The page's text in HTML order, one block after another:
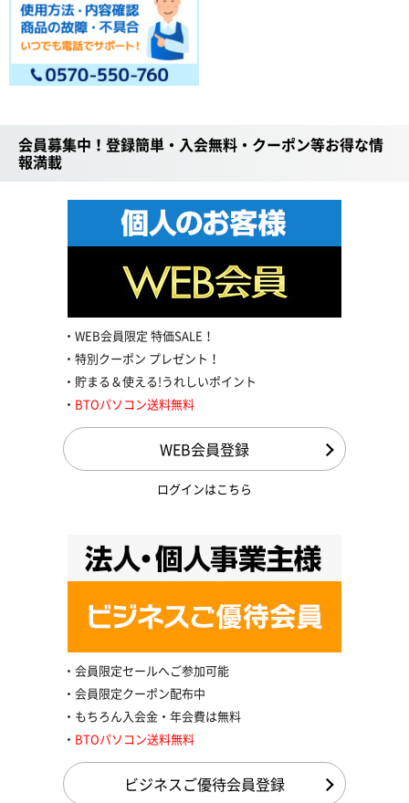
会員募集中！登録簡単・入会無料・クーポン等お得な情
報満載
WEB会員限定 特価SALE！
特別クーポン プレゼント！
貯まる＆使える!うれしいポイント
BTOパソコン送料無料
WEB会員登録
ログインはこちら
会員限定セールへご参加可能
会員限定クーポン配布中
もちろん入会金・年会費は無料
BTOパソコン送料無料
ビジネスご優待会員登録